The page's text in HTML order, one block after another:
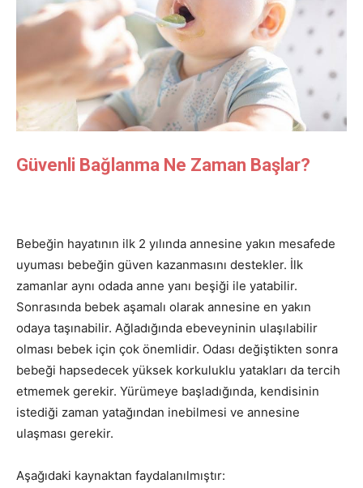
Güvenli Bağlanma Ne Zaman Başlar?
Bebeğin hayatının ilk 2 yılında annesine yakın mesafede
uyuması bebeğin güven kazanmasını destekler. İlk
zamanlar aynı odada anne yanı beşiği ile yatabilir.
Sonrasında bebek aşamalı olarak annesine en yakın
odaya taşınabilir. Ağladığında ebeveyninin ulaşılabilir
olması bebek için çok önemlidir. Odası değiştikten sonra
bebeği hapsedecek yüksek korkuluklu yatakları da tercih
etmemek gerekir. Yürümeye başladığında, kendisinin
istediği zaman yatağından inebilmesi ve annesine
ulaşması gerekir.
Aşağıdaki kaynaktan faydalanılmıştır: